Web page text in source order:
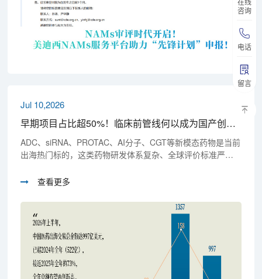
咨询
电话
留言
Jul 10,2026
早期项目占比超50%！临床前管线何以成为国产创新药出海核心价值支点？
ADC、siRNA、PROTAC、AI分子、CGT等新模态药物是当前
出海热门标的，这类药物研发体系复杂、全球评价标准严
沿技术能力的一站式临床前CRO平台，成为本土药企出海攻
年搭建的一站式临床前研发平台，满足全球源头创新合作需
求，构建起早期创新药物参与国际竞争的赋能平台，从技
术、效率、合规三大维度赋能药企出海。
查看更多